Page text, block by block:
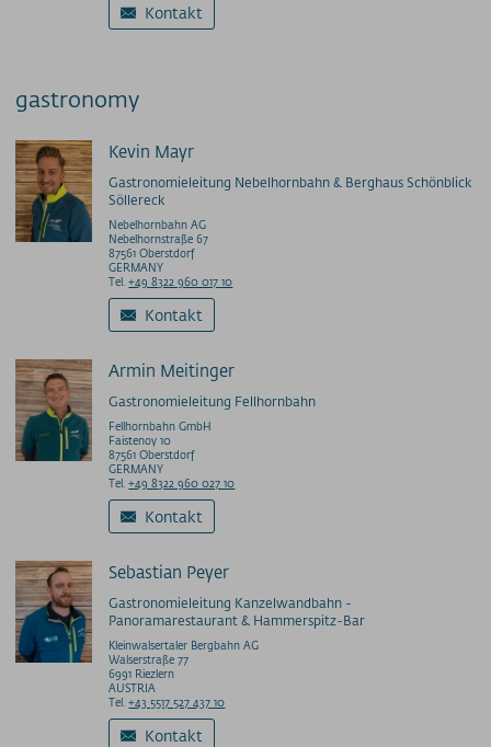
Kontakt
gastronomy
Kevin Mayr
Gastronomieleitung Nebelhornbahn & Berghaus Schönblick
Söllereck
Nebelhornbahn AG
Nebelhornstraße 67
87561 Oberstdorf
GERMANY
Tel.+49 8322 960 017 10
Kontakt
Armin Meitinger
Gastronomieleitung Fellhornbahn
Fellhornbahn GmbH
Faistenoy 10
87561 Oberstdorf
GERMANY
Tel.+49 8322 960 027 10
Kontakt
Sebastian Peyer
Gastronomieleitung Kanzelwandbahn -
Panoramarestaurant & Hammerspitz-Bar
Kleinwalsertaler Bergbahn AG
Walserstraße 77
6991 Riezlern
AUSTRIA
Tel.+43 5517 527 437 10
Kontakt